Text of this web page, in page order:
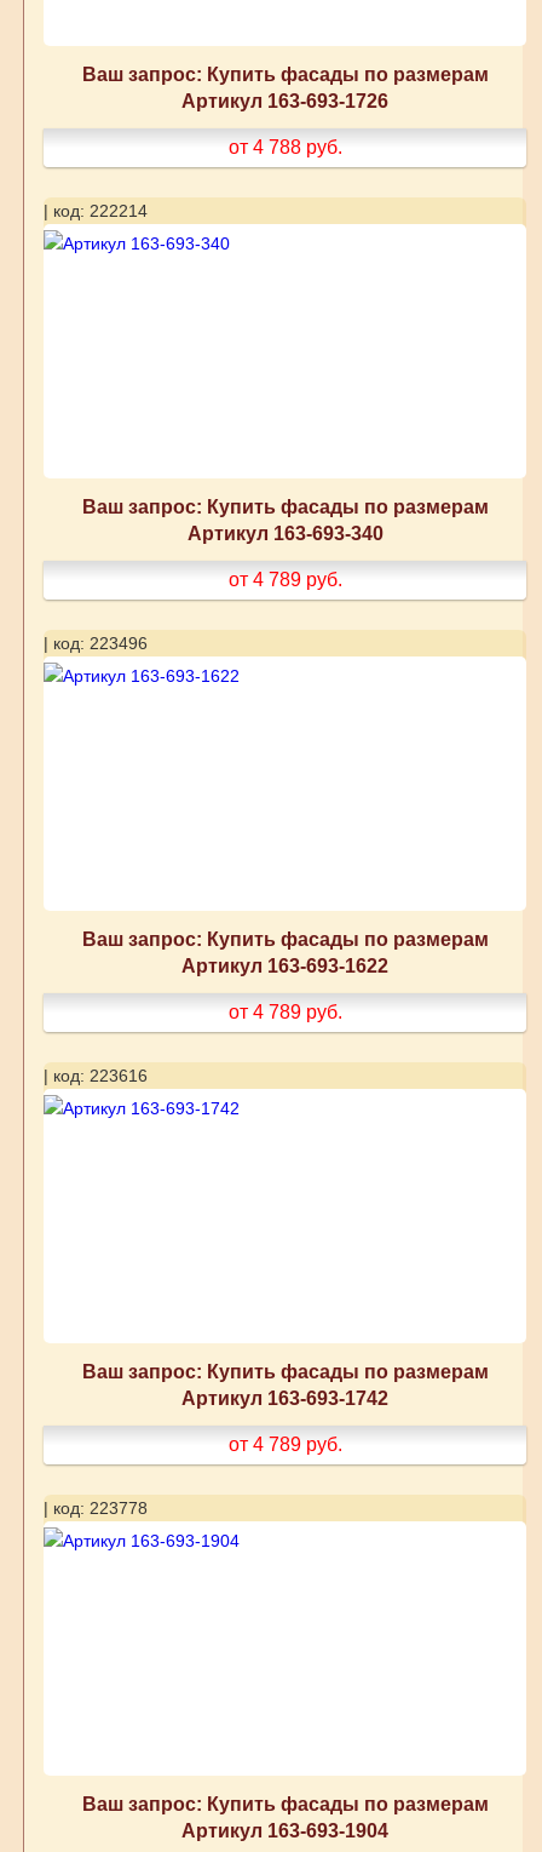
Ваш запрос: Купить фасады по размерам
Артикул 163-693-1726
от 4 788 руб.
| код: 222214
Ваш запрос: Купить фасады по размерам
Артикул 163-693-340
от 4 789 руб.
| код: 223496
Ваш запрос: Купить фасады по размерам
Артикул 163-693-1622
от 4 789 руб.
| код: 223616
Ваш запрос: Купить фасады по размерам
Артикул 163-693-1742
от 4 789 руб.
| код: 223778
Ваш запрос: Купить фасады по размерам
Артикул 163-693-1904